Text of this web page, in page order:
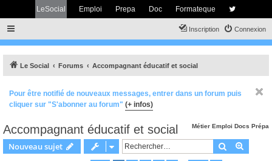
LeSocial Emploi Prepa Doc Formateque
Connexion
Inscription
Le Social Forums Accompagnant éducatif et social
Pour être notifié de nouveaux messages, entrer dans un forum puis
cliquer sur "S'abonner au forum" (+ infos)
Métier Emploi Docs Prépa
Accompagnant éducatif et social
Nouveau sujet Rechercher